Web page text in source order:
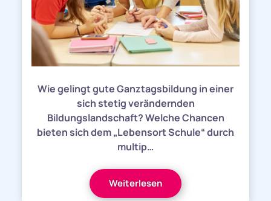
Wie gelingt gute Ganztagsbildung in einer
sich stetig verändernden
Bildungslandschaft? Welche Chancen
bieten sich dem „Lebensort Schule“ durch
multip…
Weiterlesen